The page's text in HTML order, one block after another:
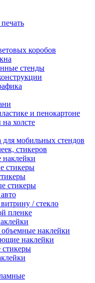
коробов
стенды
и пенокартоне
холсте
мобильных стендов
стикеров
наклейки
стикеры
стикеры
/ стекло
пленке
наклейки
наклейки
стикеры